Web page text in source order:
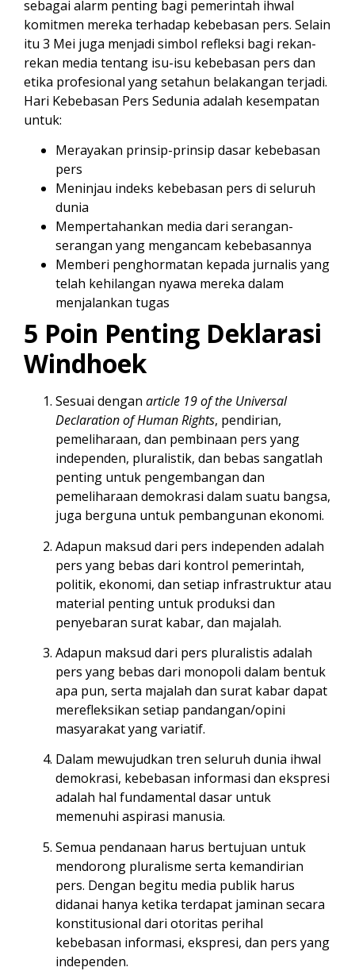
sebagai alarm penting bagi pemerintah ihwal
komitmen mereka terhadap kebebasan pers. Selain
itu 3 Mei juga menjadi simbol refleksi bagi rekan-
rekan media tentang isu-isu kebebasan pers dan
etika profesional yang setahun belakangan terjadi.
Hari Kebebasan Pers Sedunia adalah kesempatan
untuk:
Merayakan prinsip-prinsip dasar kebebasan
pers
Meninjau indeks kebebasan pers di seluruh
dunia
Mempertahankan media dari serangan-
serangan yang mengancam kebebasannya
Memberi penghormatan kepada jurnalis yang
telah kehilangan nyawa mereka dalam
menjalankan tugas
5 Poin Penting Deklarasi
Windhoek
Sesuai dengan article 19 of the Universal
Declaration of Human Rights, pendirian,
pemeliharaan, dan pembinaan pers yang
independen, pluralistik, dan bebas sangatlah
penting untuk pengembangan dan
pemeliharaan demokrasi dalam suatu bangsa,
juga berguna untuk pembangunan ekonomi.
Adapun maksud dari pers independen adalah
pers yang bebas dari kontrol pemerintah,
politik, ekonomi, dan setiap infrastruktur atau
material penting untuk produksi dan
penyebaran surat kabar, dan majalah.
Adapun maksud dari pers pluralistis adalah
pers yang bebas dari monopoli dalam bentuk
apa pun, serta majalah dan surat kabar dapat
merefleksikan setiap pandangan/opini
masyarakat yang variatif.
Dalam mewujudkan tren seluruh dunia ihwal
demokrasi, kebebasan informasi dan ekspresi
adalah hal fundamental dasar untuk
memenuhi aspirasi manusia.
Semua pendanaan harus bertujuan untuk
mendorong pluralisme serta kemandirian
pers. Dengan begitu media publik harus
didanai hanya ketika terdapat jaminan secara
konstitusional dari otoritas perihal
kebebasan informasi, ekspresi, dan pers yang
independen.